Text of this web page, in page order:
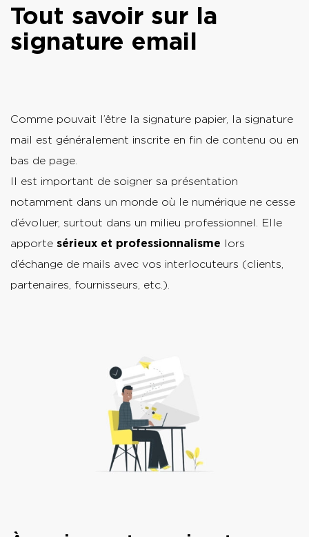
Tout savoir sur la
signature email
Comme pouvait l’être la signature papier, la signature
mail est généralement inscrite en fin de contenu ou en
bas de page.
Il est important de soigner sa présentation
notamment dans un monde où le numérique ne cesse
d’évoluer, surtout dans un milieu professionnel. Elle
apporte sérieux et professionnalisme lors
d’échange de mails avec vos interlocuteurs (clients,
partenaires, fournisseurs, etc.).